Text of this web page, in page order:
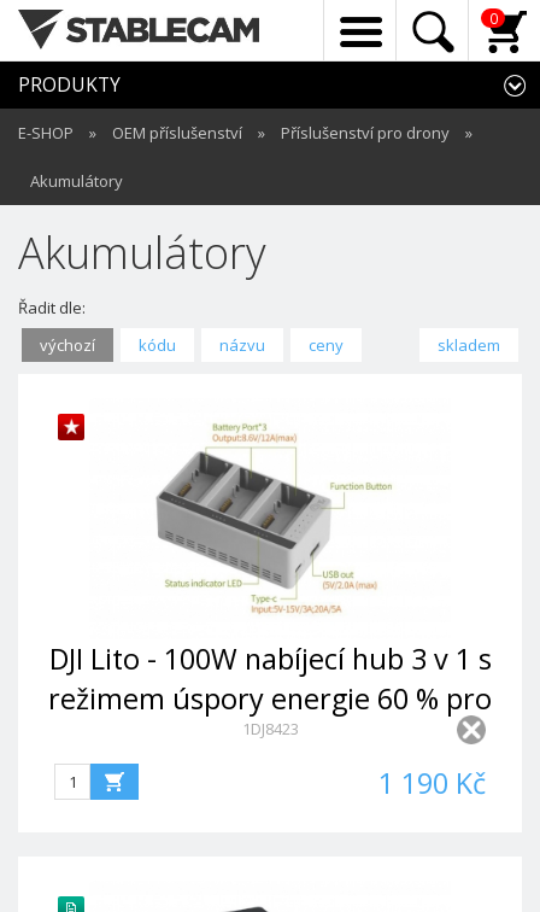
0
PRODUKTY
E-SHOP » OEM příslušenství » Příslušenství pro drony »
Akumulátory
Akumulátory
Řadit dle:
výchozí
kódu názvu ceny skladem
DJI Lito - 100W nabíjecí hub 3 v 1 s
režimem úspory energie 60 % pro
DJI Lito 1/X1
1DJ8423
1 190 Kč